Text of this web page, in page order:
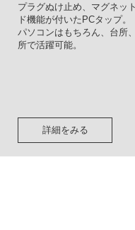
プラグぬけ止め、マグネッ
ド機能が付いたPCタップ。
パソコンはもちろん、台所
所で活躍可能。
詳細をみる